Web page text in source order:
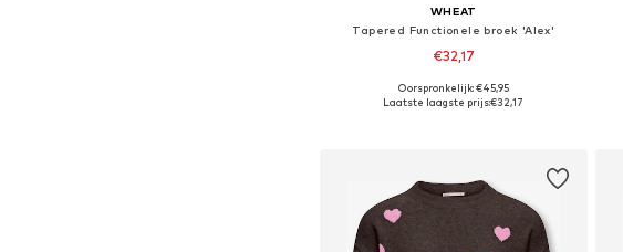
WHEAT
Tapered Functionele broek 'Alex'
€32,17
+4
Beschikbaar in vele maten
Oorspronkelijk: €45,95
Laatste laagste prijs:€32,17